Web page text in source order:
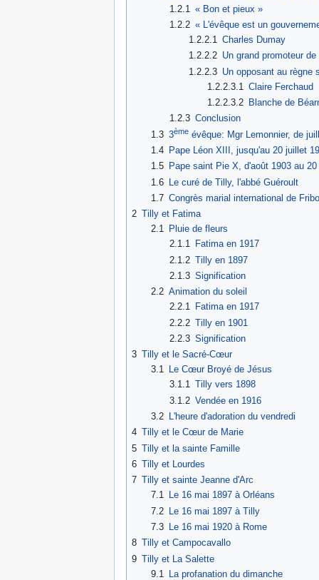
1.2.1
« Bon et pieux »
1.2.2 « L'évêque est un
1.2.2.1 Charles Dumay
1.2.2.2 Un grand promoteur
1.2.2.3 Un opposant au règne
1.2.2.3.1
Claire Ferchaud
1.2.2.3.2 Blanche de
1.2.3 Conclusion
1.3 3èmeévêque: Mgr Lemonnier, de
1.4
Pape Léon XIII, jusqu'au 20 juillet
1.5
Pape saint Pie X, d'août 1903 au
1.6 Le curé de Tilly, l'abbé Guéroult
1.7 Congrès marial international de
2 Tilly et Fatima
2.1
Pluie de fleurs
2.1.1 Fatima en 1917
2.1.2 Tilly en 1897
2.1.3 Signification
2.2 Animation du soleil
2.2.1 Fatima en 1917
2.2.2 Tilly en 1901
2.2.3 Signification
3 Tilly et le Sacré-Cœur
3.1
Le Cœur Broyé de Jésus
3.1.1 Tilly vers 1898
3.1.2 Vendée en 1916
3.2
L'heure d'adoration du vendredi
4 Tilly et le Cœur de Marie
5 Tilly et la sainte Famille
6 Tilly et Lourdes
7 Tilly et sainte Jeanne d'Arc
7.1
Le 16 mai 1897 à Orléans
7.2 Le 16 mai 1897 à Tilly
7.3
Le 16 mai 1920 à Rome
8 Tilly et Campocavallo
9 Tilly et La Salette
9.1
La profanation du dimanche